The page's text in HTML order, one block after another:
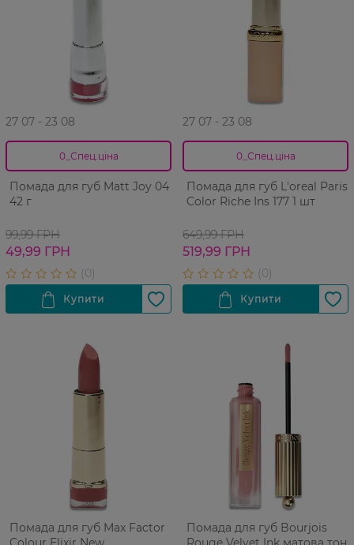
27 07 - 23 08
0_Спец.ціна
Помада для губ Matt Joy 04
42 г
99,99 ГРН
49,99 ГРН
27 07 - 23 08
0_Спец.ціна
Помада для губ L'oreal Paris
Color Riche Ins 177 1 шт
649,99 ГРН
519,99 ГРН
Помада для губ Max Factor
Помада для губ Bourjois